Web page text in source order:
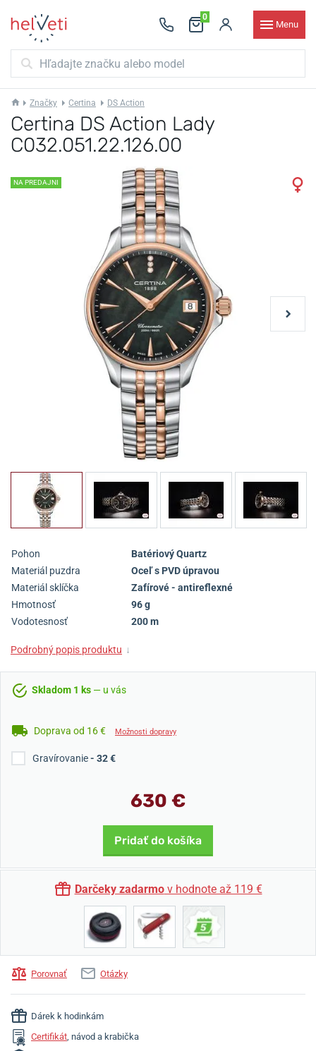
0
Menu
Značky Certina DS Action
Certina DS Action Lady
C032.051.22.126.00
NA PREDAJNI
Pohon
Batériový Quartz
Materiál puzdra
Oceľ s PVD úpravou
Materiál sklíčka
Zafírové - antireflexné
Hmotnosť
96 g
Vodotesnosť
200 m
Podrobný popis produktu ↓
Skladom 1 ks — u vás
Doprava od 16 € Možnosti dopravy
Gravírovanie- 32 €
630 €
Pridať do košíka
Darčeky zadarmov hodnote až 119 €
Porovnať Otázky
Dárek k hodinkám
Certifikát, návod a krabička